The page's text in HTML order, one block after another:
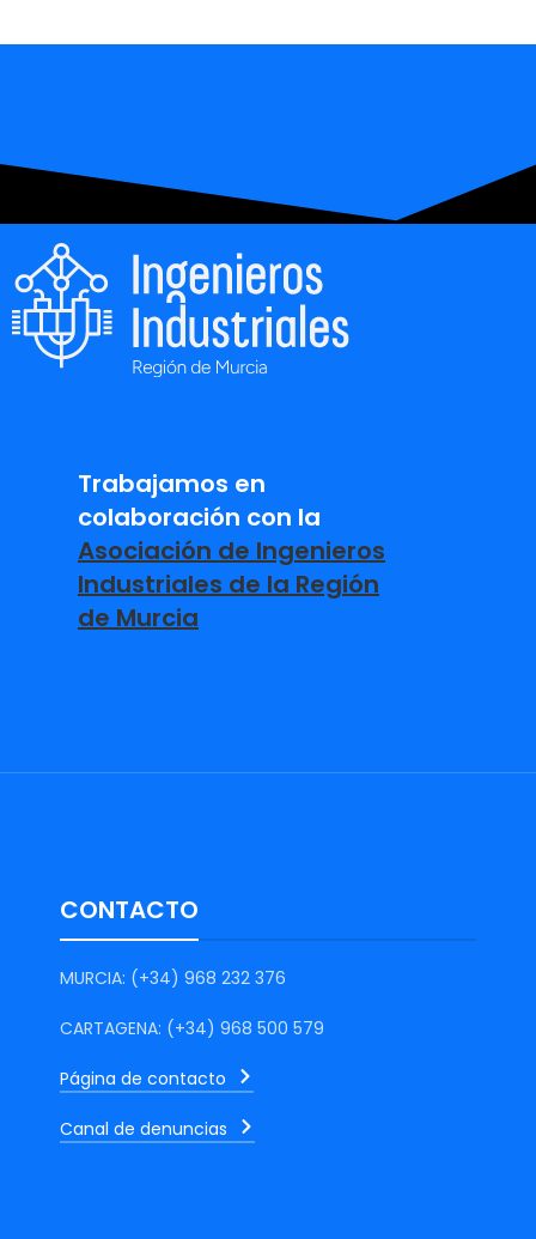
Trabajamos en
colaboración con la
Asociación de Ingenieros
Industriales de la Región
de Murcia
CONTACTO
MURCIA: (+34) 968 232 376
CARTAGENA: (+34) 968 500 579
Página de contacto
Canal de denuncias